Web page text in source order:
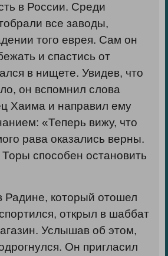
в России. Среди
все заводы,
того еврея. Сам он
и спастись от
в нищете. Увидев, что
он вспомнил слова
Хаима и направил ему
«Теперь вижу, что
рава оказались верны.
Торы способен остановить
Радине, который отошел
открыл в шаббат
Услышав об этом,
Он пригласил